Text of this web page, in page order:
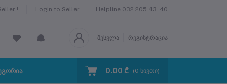
! Login to Seller Helpline 032 205 43 .40
შესვლა რეგისტრაცია
0.00 ₾ (0 ნივთი)